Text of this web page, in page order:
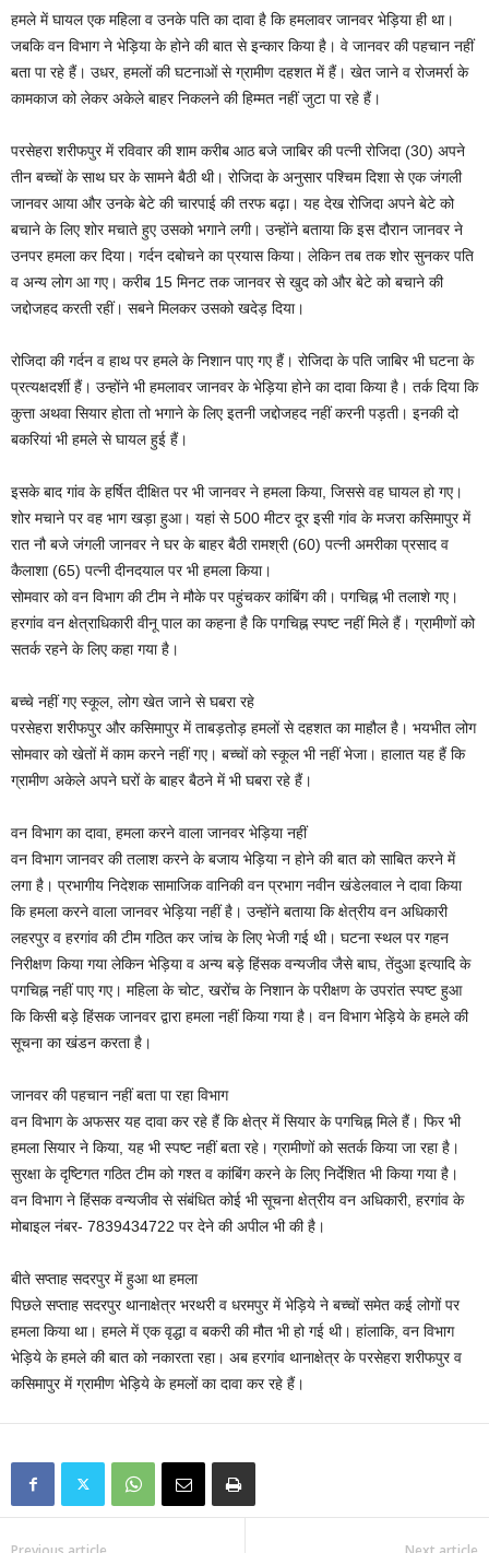
हमले में घायल एक महिला व उनके पति का दावा है कि हमलावर जानवर भेड़िया ही था।
जबकि वन विभाग ने भेड़िया के होने की बात से इन्कार किया है। वे जानवर की पहचान नहीं
बता पा रहे हैं। उधर, हमलों की घटनाओं से ग्रामीण दहशत में हैं। खेत जाने व रोजमर्रा के
कामकाज को लेकर अकेले बाहर निकलने की हिम्मत नहीं जुटा पा रहे हैं।
परसेहरा शरीफपुर में रविवार की शाम करीब आठ बजे जाबिर की पत्नी रोजिदा (30) अपने
तीन बच्चों के साथ घर के सामने बैठी थी। रोजिदा के अनुसार पश्चिम दिशा से एक जंगली
जानवर आया और उनके बेटे की चारपाई की तरफ बढ़ा। यह देख रोजिदा अपने बेटे को
बचाने के लिए शोर मचाते हुए उसको भगाने लगी। उन्होंने बताया कि इस दौरान जानवर ने
उनपर हमला कर दिया। गर्दन दबोचने का प्रयास किया। लेकिन तब तक शोर सुनकर पति
व अन्य लोग आ गए। करीब 15 मिनट तक जानवर से खुद को और बेटे को बचाने की
जद्दोजहद करती रहीं। सबने मिलकर उसको खदेड़ दिया।
रोजिदा की गर्दन व हाथ पर हमले के निशान पाए गए हैं। रोजिदा के पति जाबिर भी घटना के
प्रत्यक्षदर्शी हैं। उन्होंने भी हमलावर जानवर के भेड़िया होने का दावा किया है। तर्क दिया कि
कुत्ता अथवा सियार होता तो भगाने के लिए इतनी जद्दोजहद नहीं करनी पड़ती। इनकी दो
बकरियां भी हमले से घायल हुई हैं।
इसके बाद गांव के हर्षित दीक्षित पर भी जानवर ने हमला किया, जिससे वह घायल हो गए।
शोर मचाने पर वह भाग खड़ा हुआ। यहां से 500 मीटर दूर इसी गांव के मजरा कसिमापुर में
रात नौ बजे जंगली जानवर ने घर के बाहर बैठी रामश्री (60) पत्नी अमरीका प्रसाद व
कैलाशा (65) पत्नी दीनदयाल पर भी हमला किया।
सोमवार को वन विभाग की टीम ने मौके पर पहुंचकर कांबिंग की। पगचिह्न भी तलाशे गए।
हरगांव वन क्षेत्राधिकारी वीनू पाल का कहना है कि पगचिह्न स्पष्ट नहीं मिले हैं। ग्रामीणों को
सतर्क रहने के लिए कहा गया है।
बच्चे नहीं गए स्कूल, लोग खेत जाने से घबरा रहे
परसेहरा शरीफपुर और कसिमापुर में ताबड़तोड़ हमलों से दहशत का माहौल है। भयभीत लोग
सोमवार को खेतों में काम करने नहीं गए। बच्चों को स्कूल भी नहीं भेजा। हालात यह हैं कि
ग्रामीण अकेले अपने घरों के बाहर बैठने में भी घबरा रहे हैं।
वन विभाग का दावा, हमला करने वाला जानवर भेड़िया नहीं
वन विभाग जानवर की तलाश करने के बजाय भेड़िया न होने की बात को साबित करने में
लगा है। प्रभागीय निदेशक सामाजिक वानिकी वन प्रभाग नवीन खंडेलवाल ने दावा किया
कि हमला करने वाला जानवर भेड़िया नहीं है। उन्होंने बताया कि क्षेत्रीय वन अधिकारी
लहरपुर व हरगांव की टीम गठित कर जांच के लिए भेजी गई थी। घटना स्थल पर गहन
निरीक्षण किया गया लेकिन भेड़िया व अन्य बड़े हिंसक वन्यजीव जैसे बाघ, तेंदुआ इत्यादि के
पगचिह्न नहीं पाए गए। महिला के चोट, खरोंच के निशान के परीक्षण के उपरांत स्पष्ट हुआ
कि किसी बड़े हिंसक जानवर द्वारा हमला नहीं किया गया है। वन विभाग भेड़िये के हमले की
सूचना का खंडन करता है।
जानवर की पहचान नहीं बता पा रहा विभाग
वन विभाग के अफसर यह दावा कर रहे हैं कि क्षेत्र में सियार के पगचिह्न मिले हैं। फिर भी
हमला सियार ने किया, यह भी स्पष्ट नहीं बता रहे। ग्रामीणों को सतर्क किया जा रहा है।
सुरक्षा के दृष्टिगत गठित टीम को गश्त व कांबिंग करने के लिए निर्देशित भी किया गया है।
वन विभाग ने हिंसक वन्यजीव से संबंधित कोई भी सूचना क्षेत्रीय वन अधिकारी, हरगांव के
मोबाइल नंबर- 7839434722 पर देने की अपील भी की है।
बीते सप्ताह सदरपुर में हुआ था हमला
पिछले सप्ताह सदरपुर थानाक्षेत्र भरथरी व धरमपुर में भेड़िये ने बच्चों समेत कई लोगों पर
हमला किया था। हमले में एक वृद्धा व बकरी की मौत भी हो गई थी। हांलाकि, वन विभाग
भेड़िये के हमले की बात को नकारता रहा। अब हरगांव थानाक्षेत्र के परसेहरा शरीफपुर व
कसिमापुर में ग्रामीण भेड़िये के हमलों का दावा कर रहे हैं।